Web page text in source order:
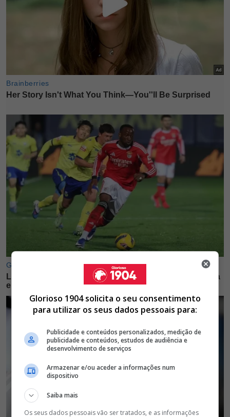
Glorioso 1904 solicita o seu consentimento
para utilizar os seus dados pessoais para:
Publicidade e conteúdos personalizados, medição de
publicidade e conteúdos, estudos de audiência e
desenvolvimento de serviços
Armazenar e/ou aceder a informações num
dispositivo
Saiba mais
Os seus dados pessoais vão ser tratados, e as informações